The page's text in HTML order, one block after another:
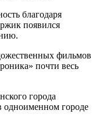
благодаря
появился
фильмов
почти весь
города
одноименном городе